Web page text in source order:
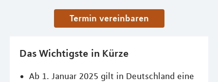
Termin vereinbaren
Das Wichtigste in Kürze
Ab 1. Januar 2025 gilt in Deutschland eine